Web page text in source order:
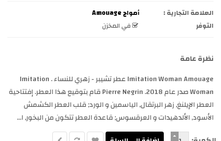
العلامة التجارية :
أمواج Amouage
التوفر
في المخزن
نظرة عامة
Imitation Woman Amouage عطر تشيبر - زهري للنساء . Imitation
Woman صدر عام 2018. Pierre Negrin قام بتوقيع هذا العطر. إفتتاحية
العطر الإيلنغ, زهر البرتقال, الياسمين و الورد; قلب العطر الكشمش
الأسود, الألدهيدات و العرقسوس; قاعدة العطر تتكون من البخور, ا...